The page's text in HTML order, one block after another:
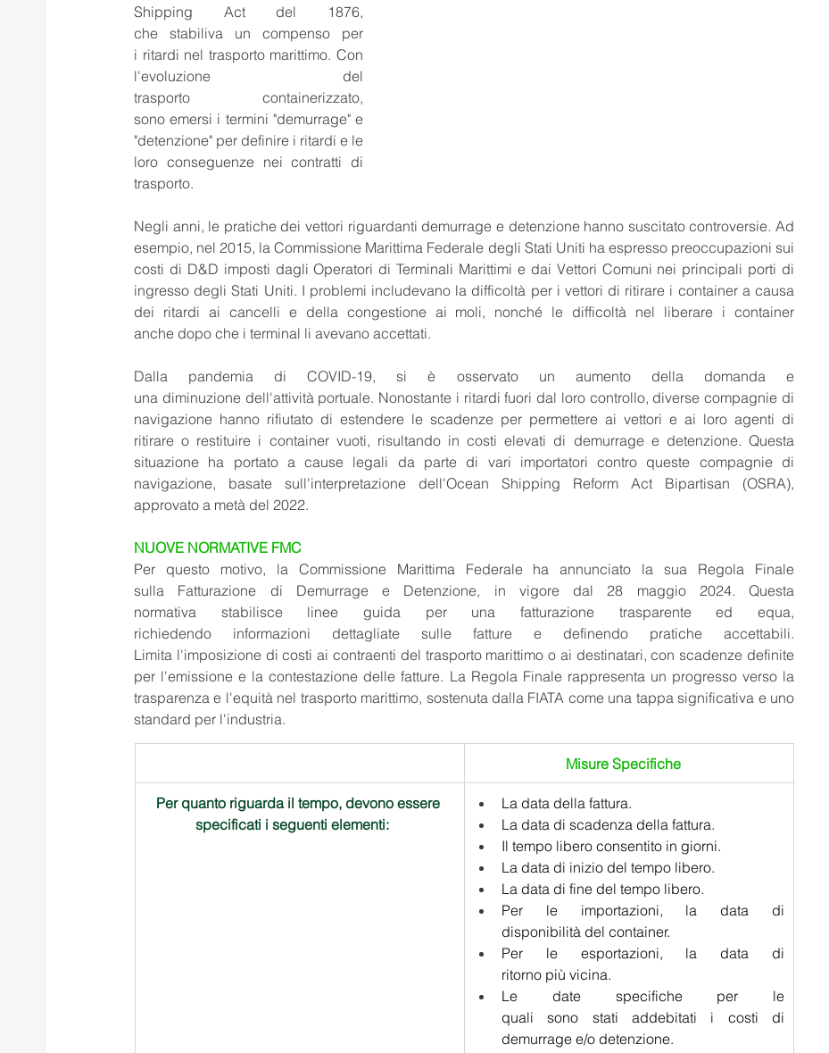
Shipping Act del 1876,
che stabiliva un compenso per
i ritardi nel trasporto marittimo. Con
l'evoluzione del
trasporto containerizzato,
sono emersi i termini "demurrage" e
"detenzione" per definire i ritardi e le
loro conseguenze nei contratti di
trasporto.
Negli anni, le pratiche dei vettori riguardanti demurrage e detenzione hanno suscitato controversie. Ad
esempio, nel 2015, la Commissione Marittima Federale degli Stati Uniti ha espresso preoccupazioni sui
costi di D&D imposti dagli Operatori di Terminali Marittimi e dai Vettori Comuni nei principali porti di
ingresso degli Stati Uniti. I problemi includevano la difficoltà per i vettori di ritirare i container a causa
dei ritardi ai cancelli e della congestione ai moli, nonché le difficoltà nel liberare i container
anche dopo che i terminal li avevano accettati.
Dalla pandemia di COVID-19, si è osservato un aumento della domanda e
una diminuzione dell'attività portuale. Nonostante i ritardi fuori dal loro controllo, diverse compagnie di
navigazione hanno rifiutato di estendere le scadenze per permettere ai vettori e ai loro agenti di
ritirare o restituire i container vuoti, risultando in costi elevati di demurrage e detenzione. Questa
situazione ha portato a cause legali da parte di vari importatori contro queste compagnie di
navigazione, basate sull'interpretazione dell'Ocean Shipping Reform Act Bipartisan (OSRA),
approvato a metà del 2022.
NUOVE NORMATIVE FMC
Per questo motivo, la Commissione Marittima Federale ha annunciato la sua Regola Finale
sulla Fatturazione di Demurrage e Detenzione, in vigore dal 28 maggio 2024. Questa
normativa stabilisce linee guida per una fatturazione trasparente ed equa,
richiedendo informazioni dettagliate sulle fatture e definendo pratiche accettabili.
Limita l'imposizione di costi ai contraenti del trasporto marittimo o ai destinatari, con scadenze definite
per l'emissione e la contestazione delle fatture. La Regola Finale rappresenta un progresso verso la
trasparenza e l'equità nel trasporto marittimo, sostenuta dalla FIATA come una tappa significativa e uno
standard per l'industria.
Misure Specifiche
Per quanto riguarda il tempo, devono essere
specificati i seguenti elementi:
La data della fattura.
La data di scadenza della fattura.
Il tempo libero consentito in giorni.
La data di inizio del tempo libero.
La data di fine del tempo libero.
Per le importazioni, la data di
disponibilità del container.
Per le esportazioni, la data di
ritorno più vicina.
Le date specifiche per le
quali sono stati addebitati i costi di
demurrage e/o detenzione.